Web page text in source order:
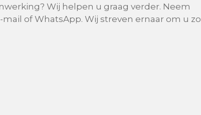
Wij helpen u graag verder. Neem
of WhatsApp. Wij streven ernaar om u zo